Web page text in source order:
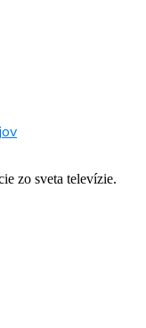
zo sveta televízie.